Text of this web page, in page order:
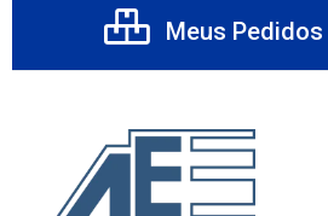
Meus Pedidos